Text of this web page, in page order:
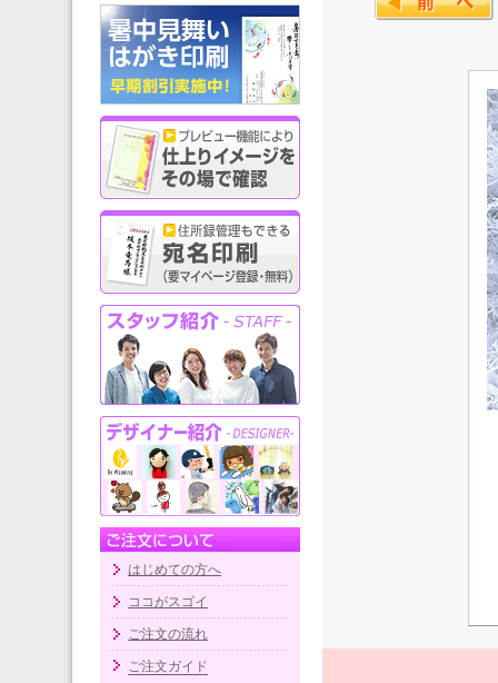
はじめての方へ
ココがスゴイ
ご注文の流れ
ご注文ガイド